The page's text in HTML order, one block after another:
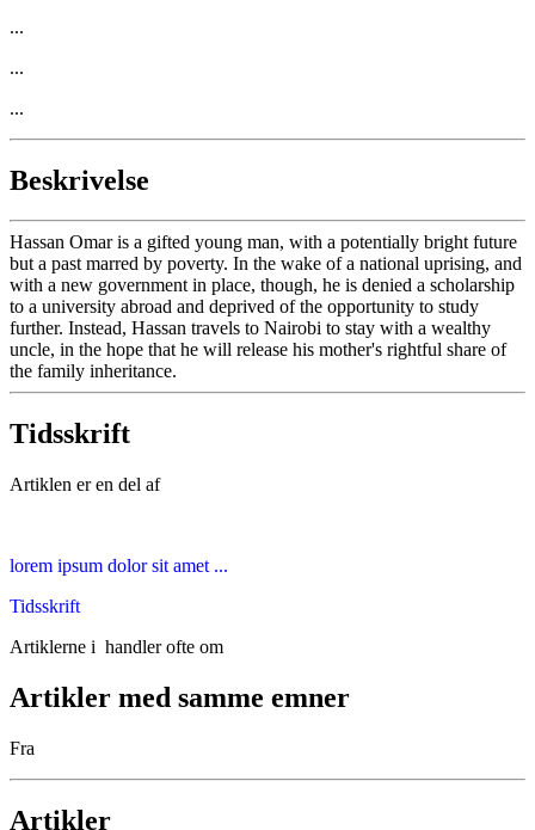
...
...
...
Beskrivelse
Hassan Omar is a gifted young man, with a potentially bright future
but a past marred by poverty. In the wake of a national uprising, and
with a new government in place, though, he is denied a scholarship
to a university abroad and deprived of the opportunity to study
further. Instead, Hassan travels to Nairobi to stay with a wealthy
uncle, in the hope that he will release his mother's rightful share of
the family inheritance.
Tidsskrift
Artiklen er en del af
lorem ipsum dolor sit amet ...
Tidsskrift
Artiklerne i handler ofte om
Artikler med samme emner
Fra
Artikler